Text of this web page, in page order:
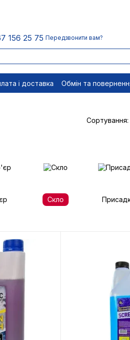
156 25 75 Передзвонити вам?
і доставка Обмін та
Сортування:
Скло